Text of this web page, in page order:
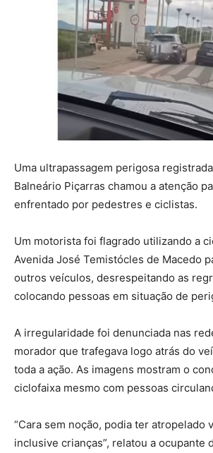
Uma ultrapassagem perigosa
Balneário Piçarras chamou a atenção
enfrentado por pedestres e ciclistas.
Um motorista foi flagrado utilizando a
Avenida José Temistócles de Macedo
outros veículos, desrespeitando as
colocando pessoas em situação de
A irregularidade foi denunciada nas
morador que trafegava logo atrás do
toda a ação. As imagens mostram o
ciclofaixa mesmo com pessoas
“Cara sem noção, podia ter atropelado
inclusive crianças”, relatou a ocupante